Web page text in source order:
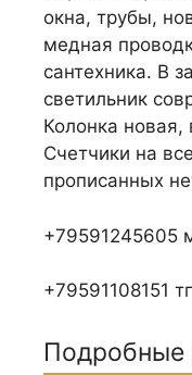
окна, трубы,
медная
сантехника. В
светильник
Колонка новая,
Счетчики на
прописанных
+79591245605
+79591108151
Подробные